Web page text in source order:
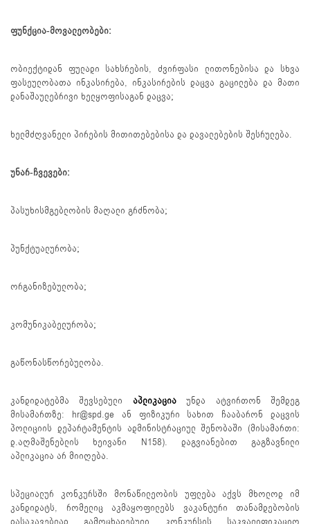
ფუნქცია-მოვალეობები:
ობიექტიდან ფულადი სახსრების, ძვირფასი ლითონებისა და სხვა
ფასეულობათა ინკასირება, ინკასირების დაცვა გაცილება და მათი
დანაშაულებრივი ხელყოფისაგან დაცვა;
ხელმძღვანელი პირების მითითებებისა და დავალებების შესრულება.
უნარ-ჩვევები:
პასუხისმგებლობის მაღალი გრძნობა;
პუნქტუალურობა;
ორგანიზებულობა;
კომუნიკაბელურობა;
გაწონასწორებულობა.
კანდიდატებმა შევსებული აპლიკაცია
უნდა ატვირთონ შემდეგ
მისამართზე: hr@spd.ge ან ფიზიკური სახით ჩააბარონ დაცვის
პოლიციის დეპარტამენტის ადმინისტრაციულ შენობაში (მისამართი:
დ.აღმაშენებლის ხეივანი N158). დაგვიანებით გაგზავნილი
აპლიკაცია არ მიიღება.
სპეციალურ კონკურსში მონაწილეობის უფლება აქვს მხოლოდ იმ
კანდიდატს, რომელიც აკმაყოფილებს ვაკანტური თანამდებობის